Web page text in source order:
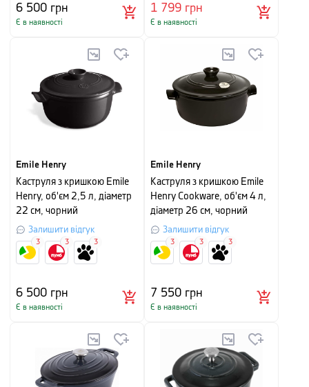
6 500 грн
Є в наявності
1 799 грн
Є в наявності
Emile Henry
Каструля з кришкою Emile
Henry, об'єм 2,5 л, діаметр
22 см, чорний
Залишити відгук
6 500 грн
Є в наявності
3 3 3
Emile Henry
Каструля з кришкою Emile
Henry Cookware, об'єм 4 л,
діаметр 26 см, чорний
Залишити відгук
7 550 грн
Є в наявності
3 3 3